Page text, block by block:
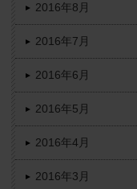
2016年8月
2016年7月
2016年6月
2016年5月
2016年4月
2016年3月